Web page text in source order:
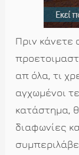
Πριν κάνετε
απ όλα, τι
αγχωμένοι
κατάστημα,
διαφωνίες